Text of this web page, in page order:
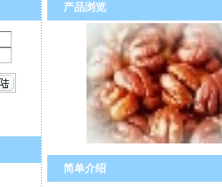
产品浏览
简单介绍